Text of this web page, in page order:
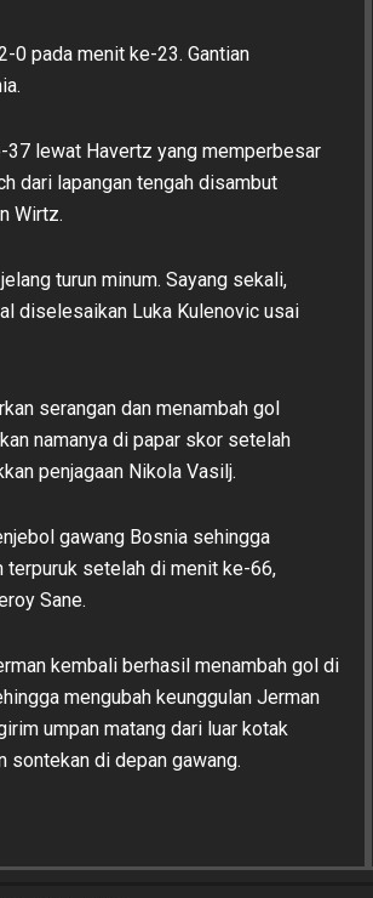
0 pada menit ke-23. Gantian
lewat Havertz yang memperbesar
dari lapangan tengah disambut
Wirtz.
turun minum. Sayang sekali,
diselesaikan Luka Kulenovic usai
serangan dan menambah gol
namanya di papar skor setelah
penjagaan Nikola Vasilj.
gawang Bosnia sehingga
terpuruk setelah di menit ke-66,
Sane.
kembali berhasil menambah gol di
mengubah keunggulan Jerman
umpan matang dari luar kotak
sontekan di depan gawang.